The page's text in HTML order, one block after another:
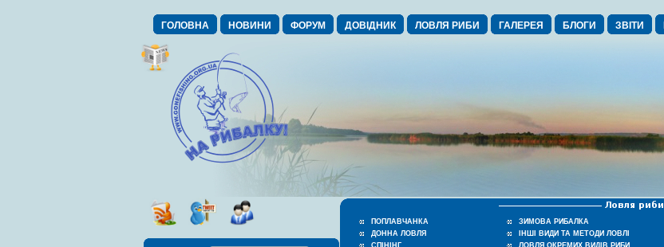
ГОЛОВНА НОВИНИ ФОРУМ ДОВІДНИК ЛОВЛЯ РИБИ ГАЛЕРЕЯ БЛОГИ ЗВІТИ
ПОПЛАВЧАНКА
ДОННА ЛОВЛЯ
СПІНІНГ
ЗИМОВА РИБАЛКА
ІНШІ ВИДИ ТА МЕТОДИ ЛОВЛІ
ЛОВЛЯ ОКРЕМИХ ВИДІВ РИБИ